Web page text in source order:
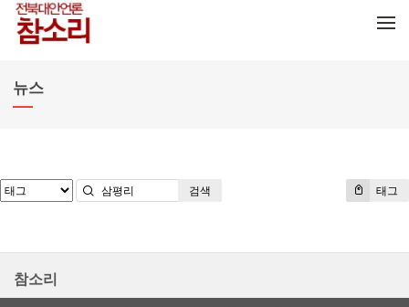
뉴스
태그
검색
참소리